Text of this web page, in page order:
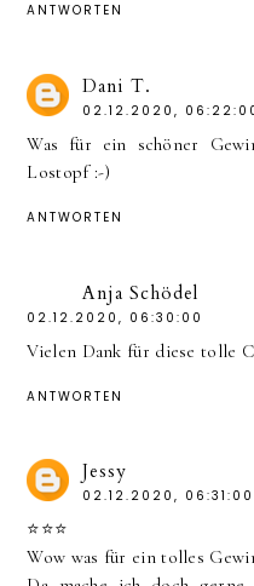
ANTWORTEN
Dani T.
02.12.2020,
Was für ein schöner
Lostopf :-)
ANTWORTEN
Anja Schödel
02.12.2020, 06:30:00
Vielen Dank für diese tolle
ANTWORTEN
Jessy
02.12.2020, 06:31:00
⭐⭐⭐
Wow was für ein tolles